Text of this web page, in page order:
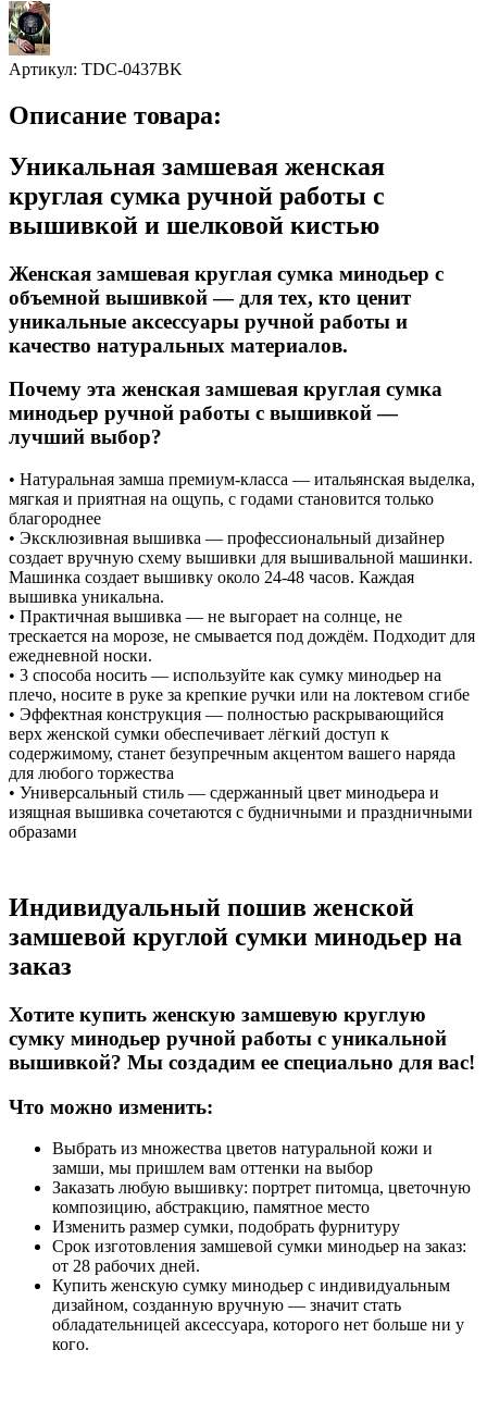
Артикул: TDС-0437BK
Описание товара:
Уникальная замшевая женская
круглая сумка ручной работы с
вышивкой и шелковой кистью
Женская замшевая круглая сумка минодьер с
объемной вышивкой — для тех, кто ценит
уникальные аксессуары ручной работы и
качество натуральных материалов.
Почему эта женская замшевая круглая сумка
минодьер ручной работы с вышивкой —
лучший выбор?
• Натуральная замша премиум-класса — итальянская выделка,
мягкая и приятная на ощупь, с годами становится только
благороднее
• Эксклюзивная вышивка — профессиональный дизайнер
создает вручную схему вышивки для вышивальной машинки.
Машинка создает вышивку около 24-48 часов. Каждая
вышивка уникальна.
• Практичная вышивка — не выгорает на солнце, не
трескается на морозе, не смывается под дождём. Подходит для
ежедневной носки.
• 3 способа носить — используйте как сумку минодьер на
плечо, носите в руке за крепкие ручки или на локтевом сгибе
• Эффектная конструкция — полностью раскрывающийся
верх женской сумки обеспечивает лёгкий доступ к
содержимому, станет безупречным акцентом вашего наряда
для любого торжества
• Универсальный стиль — сдержанный цвет минодьера и
изящная вышивка сочетаются с будничными и праздничными
образами
Индивидуальный пошив женской
замшевой круглой сумки минодьер на
заказ
Хотите купить женскую замшевую круглую
сумку минодьер ручной работы с уникальной
вышивкой? Мы создадим ее специально для вас!
Что можно изменить:
Выбрать из множества цветов натуральной кожи и
замши, мы пришлем вам оттенки на выбор
Заказать любую вышивку: портрет питомца, цветочную
композицию, абстракцию, памятное место
Изменить размер сумки, подобрать фурнитуру
Срок изготовления замшевой сумки минодьер на заказ:
от 28 рабочих дней.
Купить женскую сумку минодьер с индивидуальным
дизайном, созданную вручную — значит стать
обладательницей аксессуара, которого нет больше ни у
кого.